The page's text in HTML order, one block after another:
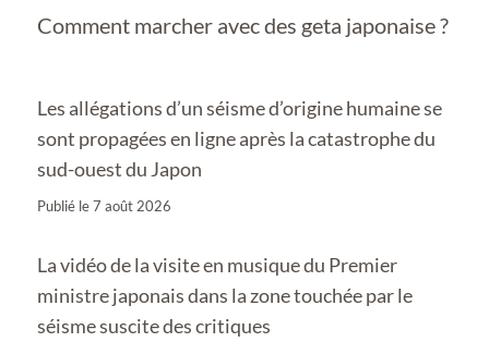
Comment marcher avec des geta japonaise ?
Les allégations d’un séisme d’origine humaine se
sont propagées en ligne après la catastrophe du
sud-ouest du Japon
Publié le7 août 2026
La vidéo de la visite en musique du Premier
ministre japonais dans la zone touchée par le
séisme suscite des critiques